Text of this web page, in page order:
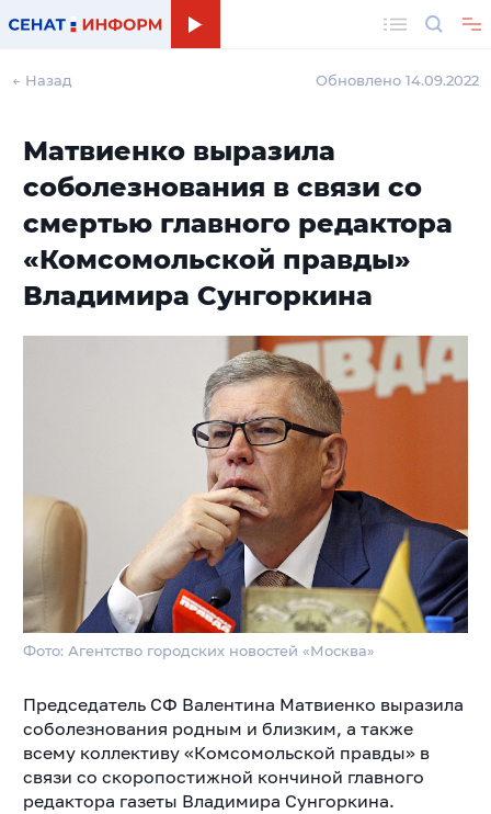
← Назад Обновлено 14.09.2022
Матвиенко выразила
соболезнования в связи со
смертью главного редактора
«Комсомольской правды»
Владимира Сунгоркина
Фото: Агентство городских новостей «Москва»
Председатель СФ Валентина Матвиенко выразила
соболезнования родным и близким, а также
всему коллективу «Комсомольской правды» в
связи со скоропостижной кончиной главного
редактора газеты Владимира Сунгоркина.